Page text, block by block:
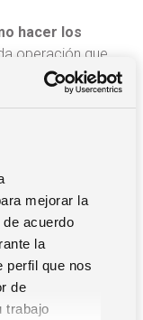
mejorar la
acuerdo
la
perfil que nos
de
trabajo
hacer los
operación que
como si es un
a través
diario y suelen
que
que aparece el
a la
corresponde al
simple, si un